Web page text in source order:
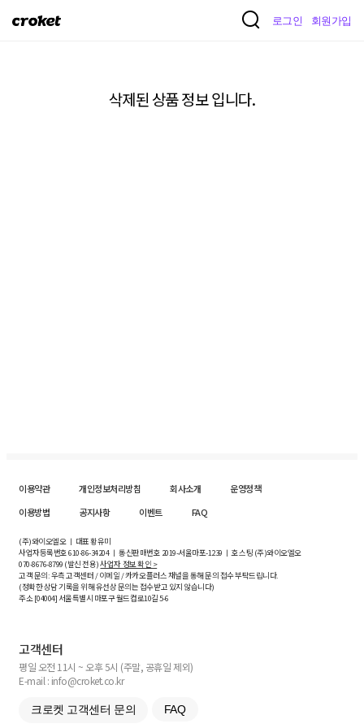
크
로그인 회원가입
삭제된 상품 정보 입니다.
이용약관 개인정보처리방침 회사소개
운영정책
이용방법
공지사항 이벤트 FAQ
(주)와이오엘오 ㅣ 대표 황유미
사업자등록번호610-86-34204ㅣ 통신판매번호 2019-서울마포-1239 ㅣ 호스팅 (주)와이오엘오
070-8676-8799 (발신 전용)사업자 정보 확인 >
고객 문의: 우측 고객센터 / 이메일 / 카카오플러스 채널을 통해 문의 접수 부탁드립니다.
(정확한 상담 기록을 위해 유선상 문의는 접수받고 있지 않습니다)
주소 [04004] 서울특별시 마포구 월드컵로10길5-6
고객센터
평일 오전 11시 ~ 오후 5시 (주말, 공휴일 제외)
E-mail : info@croket.co.kr
크로켓 고객센터 문의 FAQ